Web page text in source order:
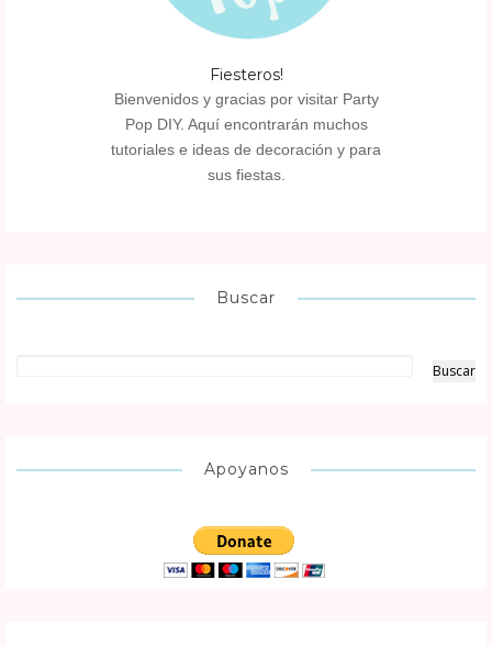
Fiesteros!
Bienvenidos y gracias por visitar Party
Pop DIY. Aquí encontrarán muchos
tutoriales e ideas de decoración y para
sus fiestas.
Buscar
Apoyanos